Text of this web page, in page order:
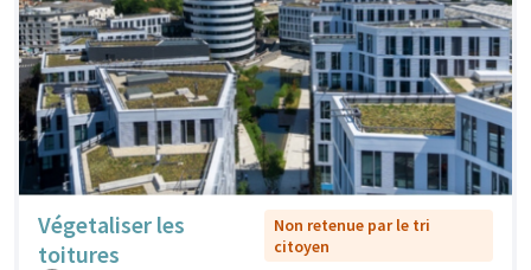
Végetaliser les
toitures
Non retenue par le tri
citoyen